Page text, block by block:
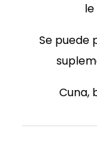
Se puede
Cuna,